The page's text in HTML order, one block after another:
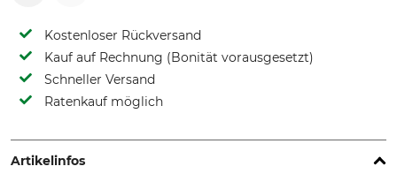
Kostenloser Rückversand
Kauf auf Rechnung (Bonität vorausgesetzt)
Schneller Versand
Ratenkauf möglich
Artikelinfos